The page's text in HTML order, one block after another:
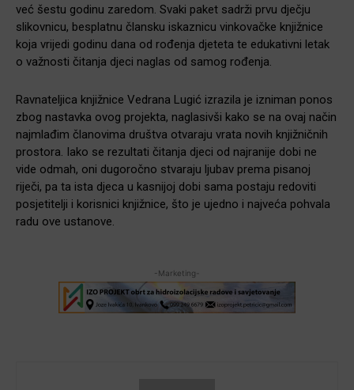
već šestu godinu zaredom. Svaki paket sadrži prvu dječju
slikovnicu, besplatnu člansku iskaznicu vinkovačke knjižnice
koja vrijedi godinu dana od rođenja djeteta te edukativni letak
o važnosti čitanja djeci naglas od samog rođenja.
Ravnateljica knjižnice Vedrana Lugić izrazila je izniman ponos
zbog nastavka ovog projekta, naglasivši kako se na ovaj način
najmlađim članovima društva otvaraju vrata novih knjižničnih
prostora. Iako se rezultati čitanja djeci od najranije dobi ne
vide odmah, oni dugoročno stvaraju ljubav prema pisanoj
riječi, pa ta ista djeca u kasnijoj dobi sama postaju redoviti
posjetitelji i korisnici knjižnice, što je ujedno i najveća pohvala
radu ove ustanove.
-Marketing-